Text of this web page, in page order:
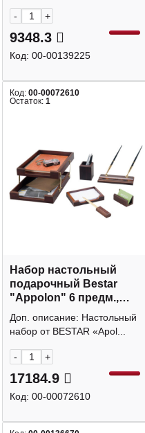
- +
9348.3
Код: 00-00139225
Код: 00-00072610
Остаток: 1
Набор настольный
подарочный Bestar
"Appolon" 6 предм.,
дерево,орех 236352
Доп. описание: Настольный
набор от BESTAR «Apol...
- +
17184.9
Код: 00-00072610